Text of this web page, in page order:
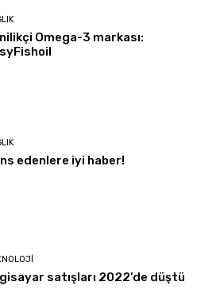
Omega-3 markası:
edenlere iyi haber!
satışları 2022’de düştü